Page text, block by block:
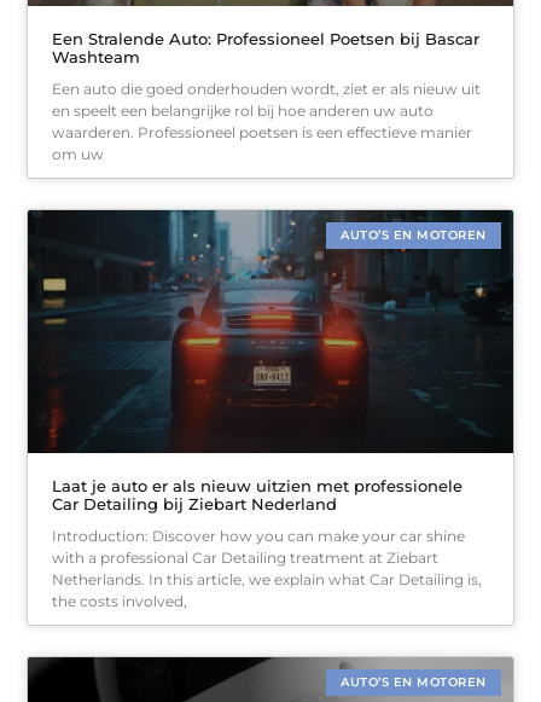
Een Stralende Auto: Professioneel Poetsen bij Bascar
Washteam
Een auto die goed onderhouden wordt, ziet er als nieuw uit
en speelt een belangrijke rol bij hoe anderen uw auto
waarderen. Professioneel poetsen is een effectieve manier
om uw
AUTO’S EN MOTOREN
Laat je auto er als nieuw uitzien met professionele
Car Detailing bij Ziebart Nederland
Introduction: Discover how you can make your car shine
with a professional Car Detailing treatment at Ziebart
Netherlands. In this article, we explain what Car Detailing is,
the costs involved,
AUTO’S EN MOTOREN